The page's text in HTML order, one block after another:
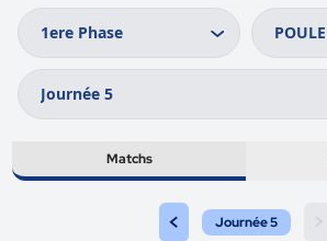
Matchs
< Journée 5